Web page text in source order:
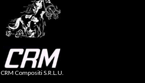
CRM Compositi S.R.L.U.